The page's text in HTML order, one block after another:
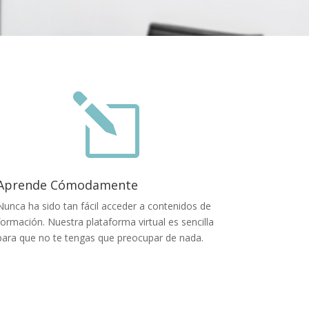
l
Cómodamente
ha sido tan fácil acceder a contenidos de
Nuestra plataforma virtual es sencilla
que no te tengas que preocupar de nada.